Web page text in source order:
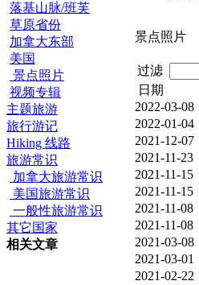
落基山脉/班芙
草原省份
加拿大东部
美国
景点照片
视频专辑
主题旅游
旅行游记
Hiking 线路
旅游常识
加拿大旅游常识
美国旅游常识
一般性旅游常识
其它国家
相关文章
景点照片
过滤
日期
2022-03-08
2022-01-04
2021-12-07
2021-11-23
2021-11-15
2021-11-15
2021-11-08
2021-11-08
2021-03-08
2021-03-01
2021-02-22